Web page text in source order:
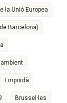
la Unió Europea
Barcelona)
ambient
Empordà
Brussel·les